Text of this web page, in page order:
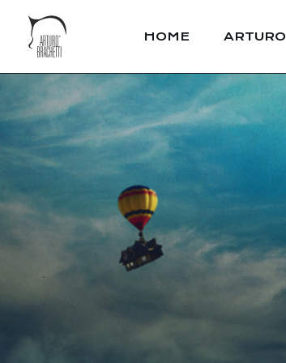
HOME ARTURO